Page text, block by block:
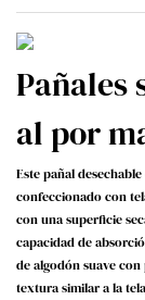
Pañales
al por
Este pañal
confeccionado con
con una superficie
capacidad de
de algodón suave
textura similar a la